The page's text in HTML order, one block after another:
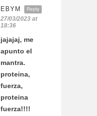
Reply
EBYM
27/03/2023 at
18:36
jajajaj, me
apunto el
mantra.
proteina,
fuerza,
proteina
fuerza!!!!